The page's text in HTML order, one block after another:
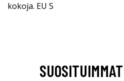
kokoja. EU S